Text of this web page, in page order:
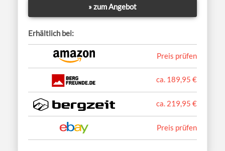
» zum Angebot
Erhältlich bei:
Preis prüfen
ca. 189,95 €
ca. 219,95 €
Preis prüfen